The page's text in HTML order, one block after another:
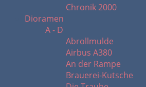
Chronik 2000
Dioramen
A - D
Abrollmulde
Airbus A380
An der Rampe
Brauerei-Kutsche